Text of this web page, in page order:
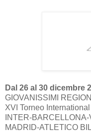
Dal 26 al 30 dicembre
GIOVANISSIMI
XVI Torneo
INTER-
MADRID-ATLETICO